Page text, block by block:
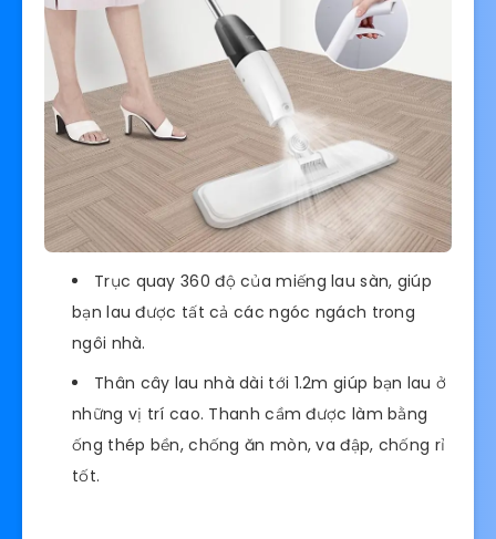
Trục quay 360 độ của miếng lau sàn, giúp
bạn lau được tất cả các ngóc ngách trong
ngôi nhà.
Thân cây lau nhà dài tới 1.2m giúp bạn lau ở
những vị trí cao. Thanh cầm được làm bằng
ống thép bền, chống ăn mòn, va đập, chống rỉ
tốt.